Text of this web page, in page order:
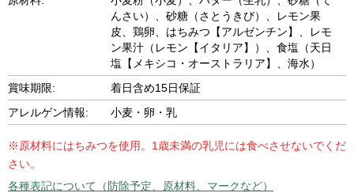
んさい）、砂糖（さとうきび）、レモン果
皮、鶏卵、はちみつ【アルゼンチン】、レモ
ン果汁（レモン【イタリア】）、食塩（天日
塩【メキシコ・オーストラリア】、海水）
賞味期限:
着日含め15日保証
アレルゲン情報:
小麦・卵・乳
※原材料にはちみつを使用。1歳未満の乳児には食べさせないでくだ
さい。
各種表記について（防除予定、原材料、マークなど）